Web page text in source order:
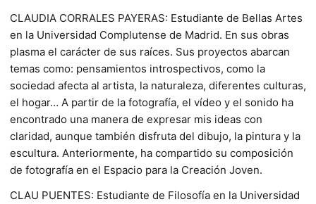
CLAUDIA CORRALES PAYERAS: Estudiante de Bellas Artes
en la Universidad Complutense de Madrid. En sus obras
plasma el carácter de sus raíces. Sus proyectos abarcan
temas como: pensamientos introspectivos, como la
sociedad afecta al artista, la naturaleza, diferentes culturas,
el hogar… A partir de la fotografía, el vídeo y el sonido ha
encontrado una manera de expresar mis ideas con
claridad, aunque también disfruta del dibujo, la pintura y la
escultura. Anteriormente, ha compartido su composición
de fotografía en el Espacio para la Creación Joven.
CLAU PUENTES: Estudiante de Filosofía en la Universidad